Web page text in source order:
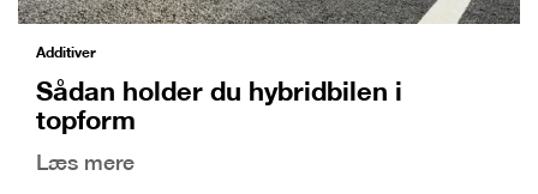
Additiver
Sådan holder du hybridbilen i
topform
Læs mere